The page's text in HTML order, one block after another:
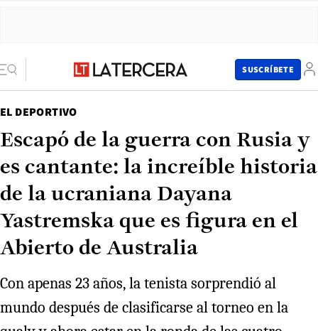
SUSCRÍBETE
EL DEPORTIVO
Escapó de la guerra con Rusia y
es cantante: la increíble historia
de la ucraniana Dayana
Yastremska que es figura en el
Abierto de Australia
Con apenas 23 años, la tenista sorprendió al
mundo después de clasificarse al torneo en la